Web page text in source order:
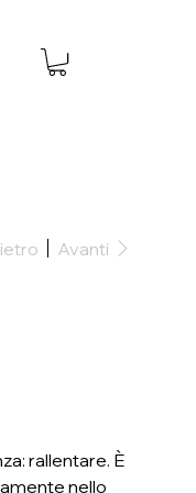
Avanti
rallentare. È
nello